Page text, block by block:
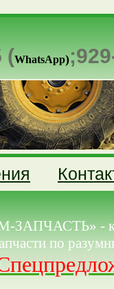
(WhatsApp);
ЗАПЧАСТЬ» -
по